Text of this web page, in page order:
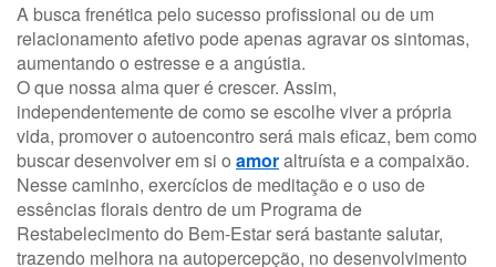
A busca frenética pelo sucesso profissional ou de um
relacionamento afetivo pode apenas agravar os sintomas,
aumentando o estresse e a angústia.
O que nossa alma quer é crescer. Assim,
independentemente de como se escolhe viver a própria
vida, promover o autoencontro será mais eficaz, bem como
buscar desenvolver em si o amoraltruísta e a compaixão.
Nesse caminho, exercícios de meditação e o uso de
essências florais dentro de um Programa de
Restabelecimento do Bem-Estar será bastante salutar,
trazendo melhora na autopercepção, no desenvolvimento